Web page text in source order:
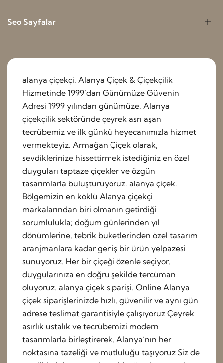
Seo Sayfalar
alanya çiçekçi. Alanya Çiçek & Çiçekçilik
Hizmetinde 1999’dan Günümüze Güvenin
Adresi 1999 yılından günümüze, Alanya
çiçekçilik sektöründe çeyrek asrı aşan
tecrübemiz ve ilk günkü heyecanımızla hizmet
vermekteyiz. Armağan Çiçek olarak,
sevdiklerinize hissettirmek istediğiniz en özel
duyguları taptaze çiçekler ve özgün
tasarımlarla buluşturuyoruz. alanya çiçek.
Bölgemizin en köklü Alanya çiçekçi
markalarından biri olmanın getirdiği
sorumlulukla; doğum günlerinden yıl
dönümlerine, tebrik buketlerinden özel tasarım
aranjmanlara kadar geniş bir ürün yelpazesi
sunuyoruz. Her bir çiçeği özenle seçiyor,
duygularınıza en doğru şekilde tercüman
oluyoruz. alanya çiçek siparişi. Online Alanya
çiçek siparişlerinizde hızlı, güvenilir ve aynı gün
adrese teslimat garantisiyle çalışıyoruz Çeyrek
asırlık ustalık ve tecrübemizi modern
tasarımlarla birleştirerek, Alanya’nın her
noktasına tazeliği ve mutluluğu taşıyoruz Siz de